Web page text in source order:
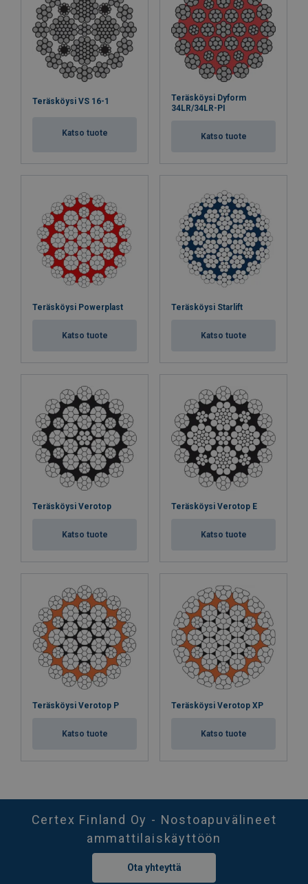
Teräsköysi VS 16-1
Katso tuote
Teräsköysi Dyform
34LR/34LR-PI
Katso tuote
Teräsköysi Powerplast
Katso tuote
Teräsköysi Starlift
Katso tuote
Teräsköysi Verotop
Katso tuote
Teräsköysi Verotop E
Katso tuote
Teräsköysi Verotop P
Katso tuote
Teräsköysi Verotop XP
Katso tuote
Certex Finland Oy - Nostoapuvälineet
ammattilaiskäyttöön
Ota yhteyttä